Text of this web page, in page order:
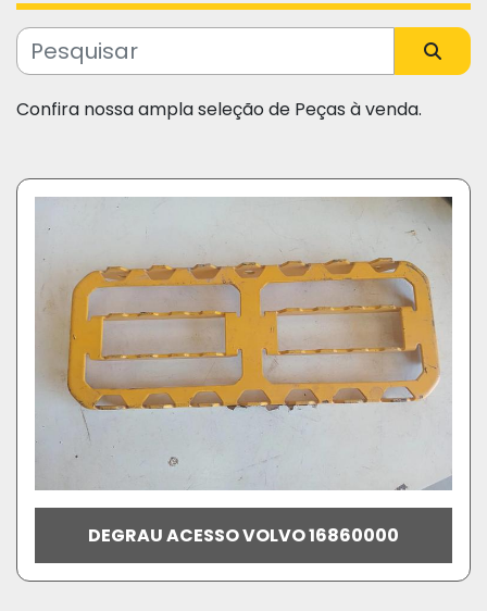
Fabricante
Confira nossa ampla seleção de Peças à venda.
DEGRAU ACESSO VOLVO 16860000